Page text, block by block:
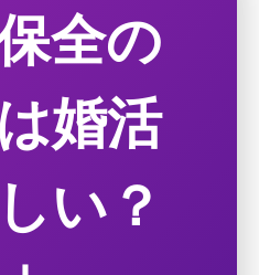
全の
婚活
い？